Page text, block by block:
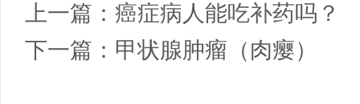
上一篇： 癌症病人能吃补药吗？
下一篇： 甲状腺肿瘤（肉瘿）